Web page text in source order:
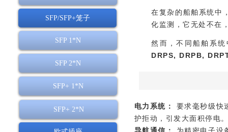
在复杂的船舶系统中
化监测，它无处不在
然而，不同船舶系
DRPS, DRPB,
电力系统：
要求毫秒级快
护拒动，引发大面积停电
SFP/SFP+笼子
SFP 1*N
SFP 2*N
SFP+ 1*N
SFP+ 2*N